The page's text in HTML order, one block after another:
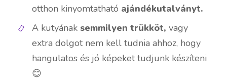
otthon kinyomtatható ajándékutalványt.
A kutyánaksemmilyen trükköt, vagy
extra dolgot nem kell tudnia ahhoz, hogy
hangulatos és jó képeket tudjunk készíteni
😊